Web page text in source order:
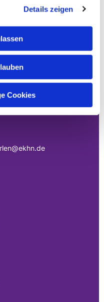
Details zeigen
Cookies
DER